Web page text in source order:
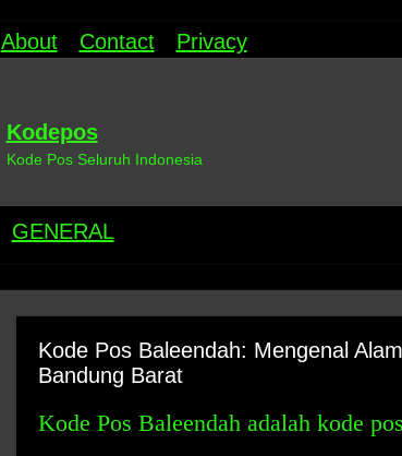
About Contact Privacy
Kodepos
Kode Pos Seluruh Indonesia
GENERAL
Kode Pos Baleendah: Mengenal
Bandung Barat
Kode Pos Baleendah adalah kode